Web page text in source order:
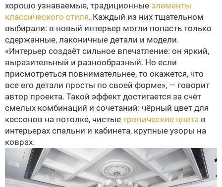
хорошо узнаваемые, традиционные элементы
классического стиля. Каждый из них тщательном
выбирали: в новый интерьер могли попасть только
сдержанные, лаконичные детали и модели.
«Интерьер создаёт сильное впечатление: он яркий,
выразительный и разнообразный. Но если
присмотреться повнимательнее, то окажется, что
все его детали просты по своей форме», — говорит
автор проекта. Такой эффект достигается за счёт
смелых комбинаций и сочетаний: чёрный цвет для
кессонов на потолке, чистые тропические цвета в
интерьерах спальни и кабинета, крупные узоры на
коврах.